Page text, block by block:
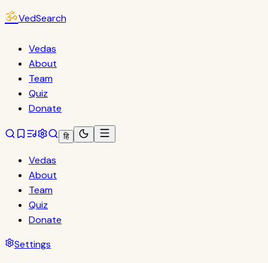
ॐVedSearch
Vedas
About
Team
Quiz
Donate
हि
Vedas
About
Team
Quiz
Donate
Settings